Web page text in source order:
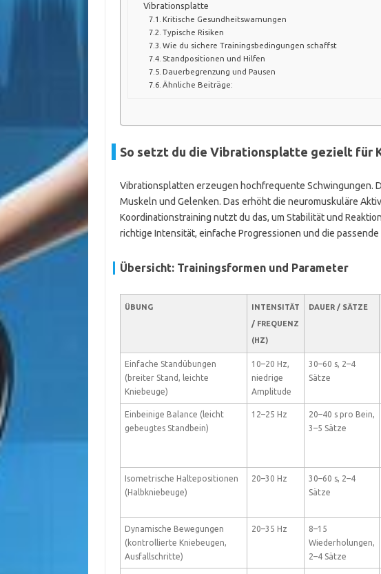
Vibrationsplatte
Kritische Gesundheitswarnungen
Typische Risiken
Wie du sichere Trainingsbedingungen schaffst
Standpositionen und Hilfen
Dauerbegrenzung und Pausen
Ähnliche Beiträge:
So setzt du die Vibrationsplatte gezielt für
Vibrationsplatten erzeugen hochfrequente Schwingungen.
Muskeln und Gelenken. Das erhöht die neuromuskuläre
Koordinationstraining nutzt du das, um Stabilität und
richtige Intensität, einfache Progressionen und die passende
Übersicht: Trainingsformen und Parameter
ÜBUNG
INTENSITÄT
/ FREQUENZ
(HZ)
DAUER / SÄTZE
Einfache Standübungen
(breiter Stand, leichte
Kniebeuge)
10–20 Hz,
niedrige
Amplitude
30–60 s, 2–4
Sätze
Einbeinige Balance (leicht
gebeugtes Standbein)
12–25 Hz
20–40 s pro Bein,
3–5 Sätze
Isometrische Haltepositionen
(Halbkniebeuge)
20–30 Hz
30–60 s, 2–4
Sätze
Dynamische Bewegungen
(kontrollierte Kniebeugen,
Ausfallschritte)
20–35 Hz
8–15
Wiederholungen,
2–4 Sätze